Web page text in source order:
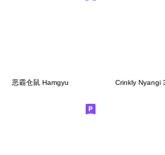
恶霸仓鼠 Hamgyu Crinkly Nyangi